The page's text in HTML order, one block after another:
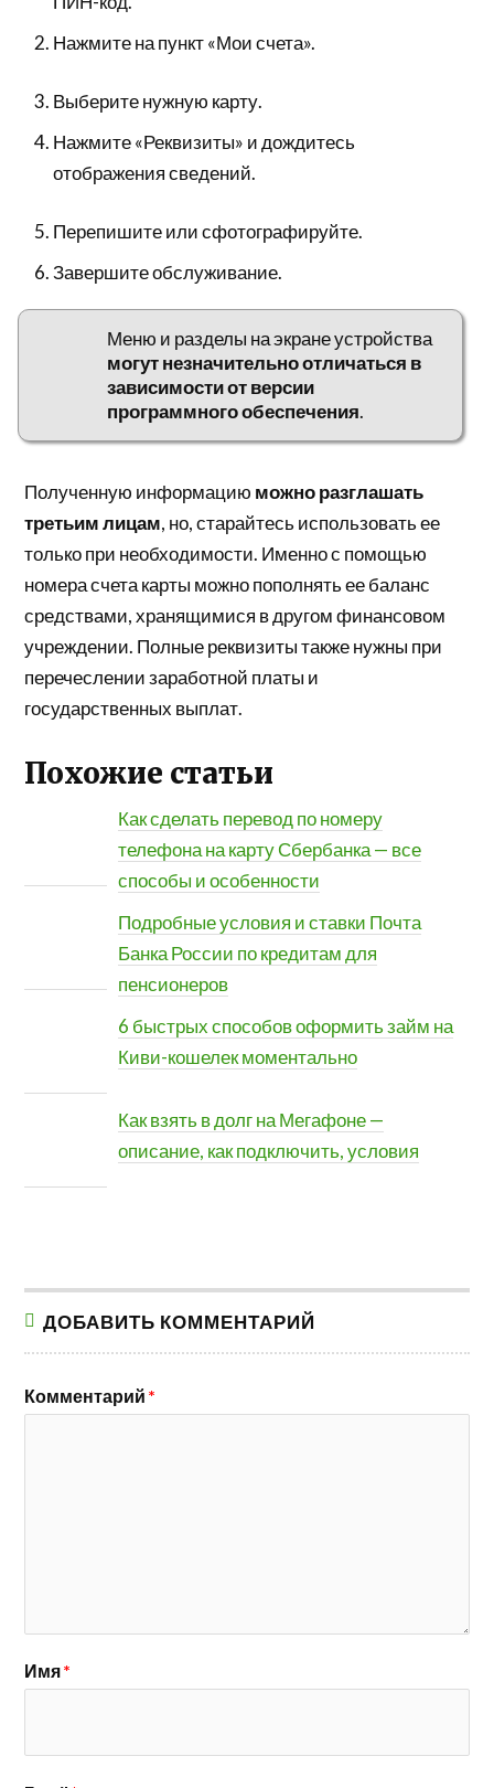
Нажмите на пункт «Мои счета».
Выберите нужную карту.
Нажмите «Реквизиты» и дождитесь
отображения сведений.
Перепишите или сфотографируйте.
Завершите обслуживание.
Меню и разделы на экране устройства
могут незначительно отличаться в
зависимости от версии
программного обеспечения.
Полученную информацию можно разглашать
третьим лицам, но, старайтесь использовать ее
только при необходимости. Именно с помощью
номера счета карты можно пополнять ее баланс
средствами, хранящимися в другом финансовом
учреждении. Полные реквизиты также нужны при
перечеслении заработной платы и
государственных выплат.
Похожие статьи
Как сделать перевод по номеру
телефона на карту Сбербанка — все
способы и особенности
Подробные условия и ставки Почта
Банка России по кредитам для
пенсионеров
6 быстрых способов оформить займ на
Киви-кошелек моментально
Как взять в долг на Мегафоне —
описание, как подключить, условия
ДОБАВИТЬ КОММЕНТАРИЙ
Комментарий *
Имя*